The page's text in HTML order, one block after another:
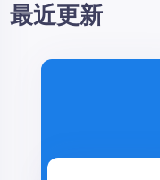
最近更新